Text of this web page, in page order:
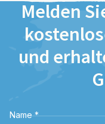
Melden
und
Name *